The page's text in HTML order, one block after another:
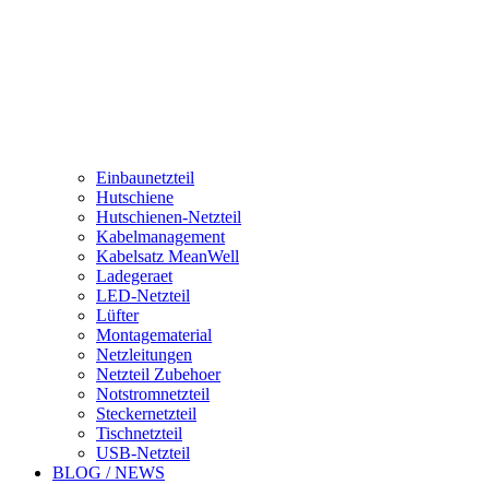
Einbaunetzteil
Hutschiene
Hutschienen-Netzteil
Kabelmanagement
Kabelsatz MeanWell
Ladegeraet
LED-Netzteil
Lüfter
Montagematerial
Netzleitungen
Netzteil Zubehoer
Notstromnetzteil
Steckernetzteil
Tischnetzteil
USB-Netzteil
BLOG / NEWS